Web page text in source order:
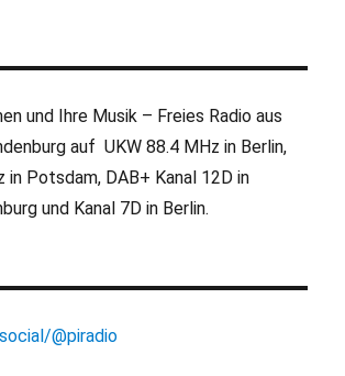
und Ihre Musik – Freies Radio aus
auf UKW 88.4 MHz in Berlin,
in Potsdam, DAB+ Kanal 12D in
und Kanal 7D in Berlin.
@piradio